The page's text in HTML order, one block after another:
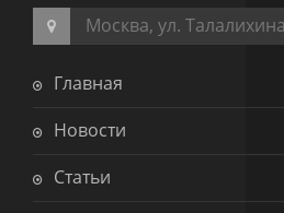
Москва, ул.
Главная
Новости
Статьи